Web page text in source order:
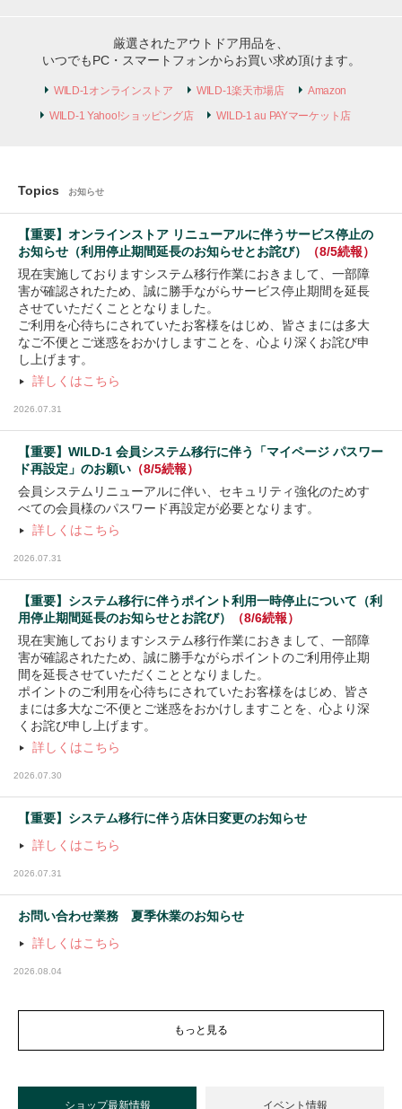
ただいまイベント参加者を募集中です！
店舗限定ご当地シェラカップ
そのお店に行かないと買えない店舗限定シェラカップ
お土産にお勧めです。
『霊峰登拝プロジェクト』
WILD-1は、登山と社寺参拝を掛け合わせた「霊峰登
拝（れいほうとはい）」の推進に取り組んでいます。
『テンマクデザイン・クオルツ スペシャル
ディスカウント』
開催店舗
WILD-1全店(公式オンラインストアを含む)
テンマクデザイン・クオルツの人気商品を大幅価格改
定！
『WILD-1 Brand Story』
WILD-1のコンセプトやこれまでの歩みについて記事
にまとめていただきました！ぜひご覧ください。
スタッフ日記『国境の島「対馬」からの手
にあるのか。
「国境の島」対馬で目撃した、消費社会の歪みと、そ
厳選されたアウトドア用品を、
いつでもPC・スマートフォンからお買い求め頂けます。
WILD-1オンラインストア WILD-1楽天市場店
Amazon
WILD-1 Yahoo!ショッピング店
WILD-1 au PAYマーケット店
Topics お知らせ
【重要】オンラインストア リニューアルに伴うサービス停止の
お知らせ（利用停止期間延長のお知らせとお詫び）
（8/5続報）
2026.07.31
現在実施しておりますシステム移行作業におきまして、一部障
害が確認されたため、誠に勝手ながらサービス停止期間を延長
させていただくこととなりました。
ご利用を心待ちにされていたお客様をはじめ、皆さまには多大
なご不便とご迷惑をおかけしますことを、心より深くお詫び申
し上げます。
詳しくはこちら
【重要】WILD-1 会員システム移行に伴う「マイページ パスワー
ド再設定」のお願い （8/5続報）
2026.07.31
会員システムリニューアルに伴い、セキュリティ強化のためす
べての会員様のパスワード再設定が必要となります。
詳しくはこちら
【重要】システム移行に伴うポイント利用一時停止について（利
用停止期間延長のお知らせとお詫び）
（8/6続報）
2026.07.30
現在実施しておりますシステム移行作業におきまして、一部障
害が確認されたため、誠に勝手ながらポイントのご利用停止期
間を延長させていただくこととなりました。
ポイントのご利用を心待ちにされていたお客様をはじめ、皆さ
まには多大なご不便とご迷惑をおかけしますことを、心より深
くお詫び申し上げます。
詳しくはこちら
【重要】システム移行に伴う店休日変更のお知らせ
2026.07.31
詳しくはこちら
お問い合わせ業務 夏季休業のお知らせ
2026.08.04
詳しくはこちら
もっと見る
ショップ最新情報 イベント情報